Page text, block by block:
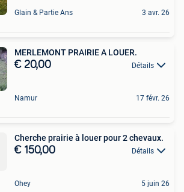
Glain & Partie Ans 3 avr. 26
MERLEMONT PRAIRIE A LOUER.
€ 20,00 Détails
Namur 17 févr. 26
Cherche prairie à louer pour 2 chevaux.
€ 150,00 Détails
Ohey 5 juin 26